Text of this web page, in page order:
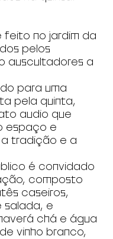
feito no jardim da
pelos
auscultadores a
para uma
pela quinta,
audio que
espaço e
a tradição e a
é convidado
composto
caseiros,
salada, e
chá e água
vinho branco,